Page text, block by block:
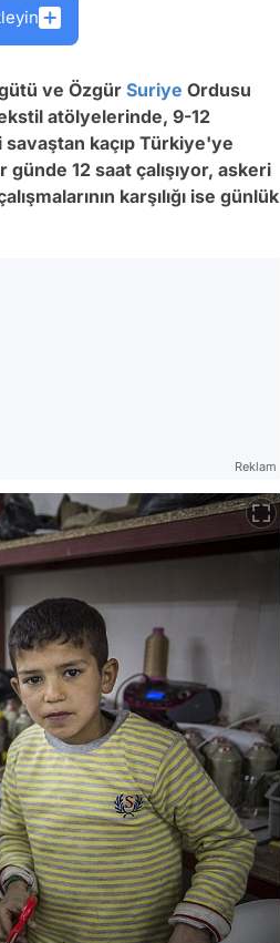
ve ÖzgürSuriye Ordusu
atölyelerinde, 9-12
savaştan kaçıp Türkiye'ye
12 saat çalışıyor, askeri
karşılığı ise günlük
Reklam